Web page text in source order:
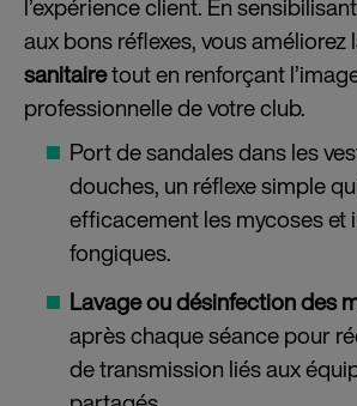
l’expérience client. En
aux bons réflexes, vous améliorez
sanitairetout en renforçant
professionnelle de votre club.
Port de sandales dans les
douches, un réflexe simple
efficacement les mycoses et
fongiques.
Lavage ou désinfection des
après chaque séance pour
de transmission liés aux